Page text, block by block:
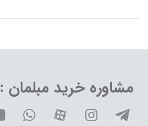
مشاوره خرید مبلمان : 09120602429